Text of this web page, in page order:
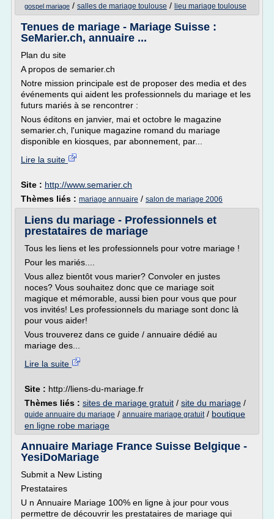
gospel mariage / salles de mariage toulouse / lieu mariage toulouse
Tenues de mariage - Mariage Suisse :
SeMarier.ch, annuaire ...
Plan du site
A propos de semarier.ch
Notre mission principale est de proposer des media et des
événements qui aident les professionnels du mariage et les
futurs mariés à se rencontrer :
Nous éditons en janvier, mai et octobre le magazine
semarier.ch, l'unique magazine romand du mariage
disponible en kiosques, par abonnement, par...
Lire la suite
Site : http://www.semarier.ch
Thèmes liés : mariage annuaire / salon de mariage 2006
Liens du mariage - Professionnels et
prestataires de mariage
Tous les liens et les professionnels pour votre mariage !
Pour les mariés....
Vous allez bientôt vous marier? Convoler en justes
noces? Vous souhaitez donc que ce mariage soit
magique et mémorable, aussi bien pour vous que pour
vos invités! Les professionnels du mariage sont donc là
pour vous aider!
Vous trouverez dans ce guide / annuaire dédié au
mariage des...
Lire la suite
Site : http://liens-du-mariage.fr
Thèmes liés : sites de mariage gratuit / site du mariage /
guide annuaire du mariage / annuaire mariage gratuit/ boutique
en ligne robe mariage
Annuaire Mariage France Suisse Belgique -
YesiDoMariage
Submit a New Listing
Prestataires
U n Annuaire Mariage 100% en ligne à jour pour vous
permettre de découvrir les prestataires de mariage qui